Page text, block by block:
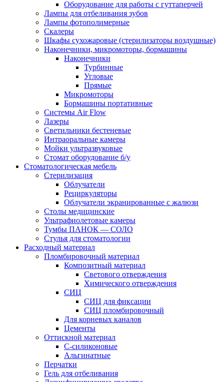
Оборудование для работы с гуттаперчей
Лампы для отбеливания зубов
Лампы фотополимерные
Скалеры
Шкафы сухожаровые (стерилизаторы воздушные)
Наконечники, микромоторы, бормашины
Наконечники
Турбинные
Угловые
Прямые
Микромоторы
Бормашины портативные
Системы Air Flow
Лазеры
Светильники бестеневые
Интраоральные камеры
Мойки ультразвуковые
Стомат оборудование б/у
Стоматологическая мебель
Стерилизация
Облучатели
Рециркуляторы
Облучатели экранированные с жалюзи
Столы медицинские
Ультрафиолетовые камеры
Тумбы ПАНОК — СОЛО
Стулья для стоматологии
Расходный материал
Пломбировочный материал
Композитный материал
Светового отверждения
Химического отверждения
СИЦ
СИЦ для фиксации
СИЦ пломбировочный
Для корневых каналов
Цементы
Оттискной материал
С-силиконовые
Альгинатные
Перчатки
Гель для отбеливания